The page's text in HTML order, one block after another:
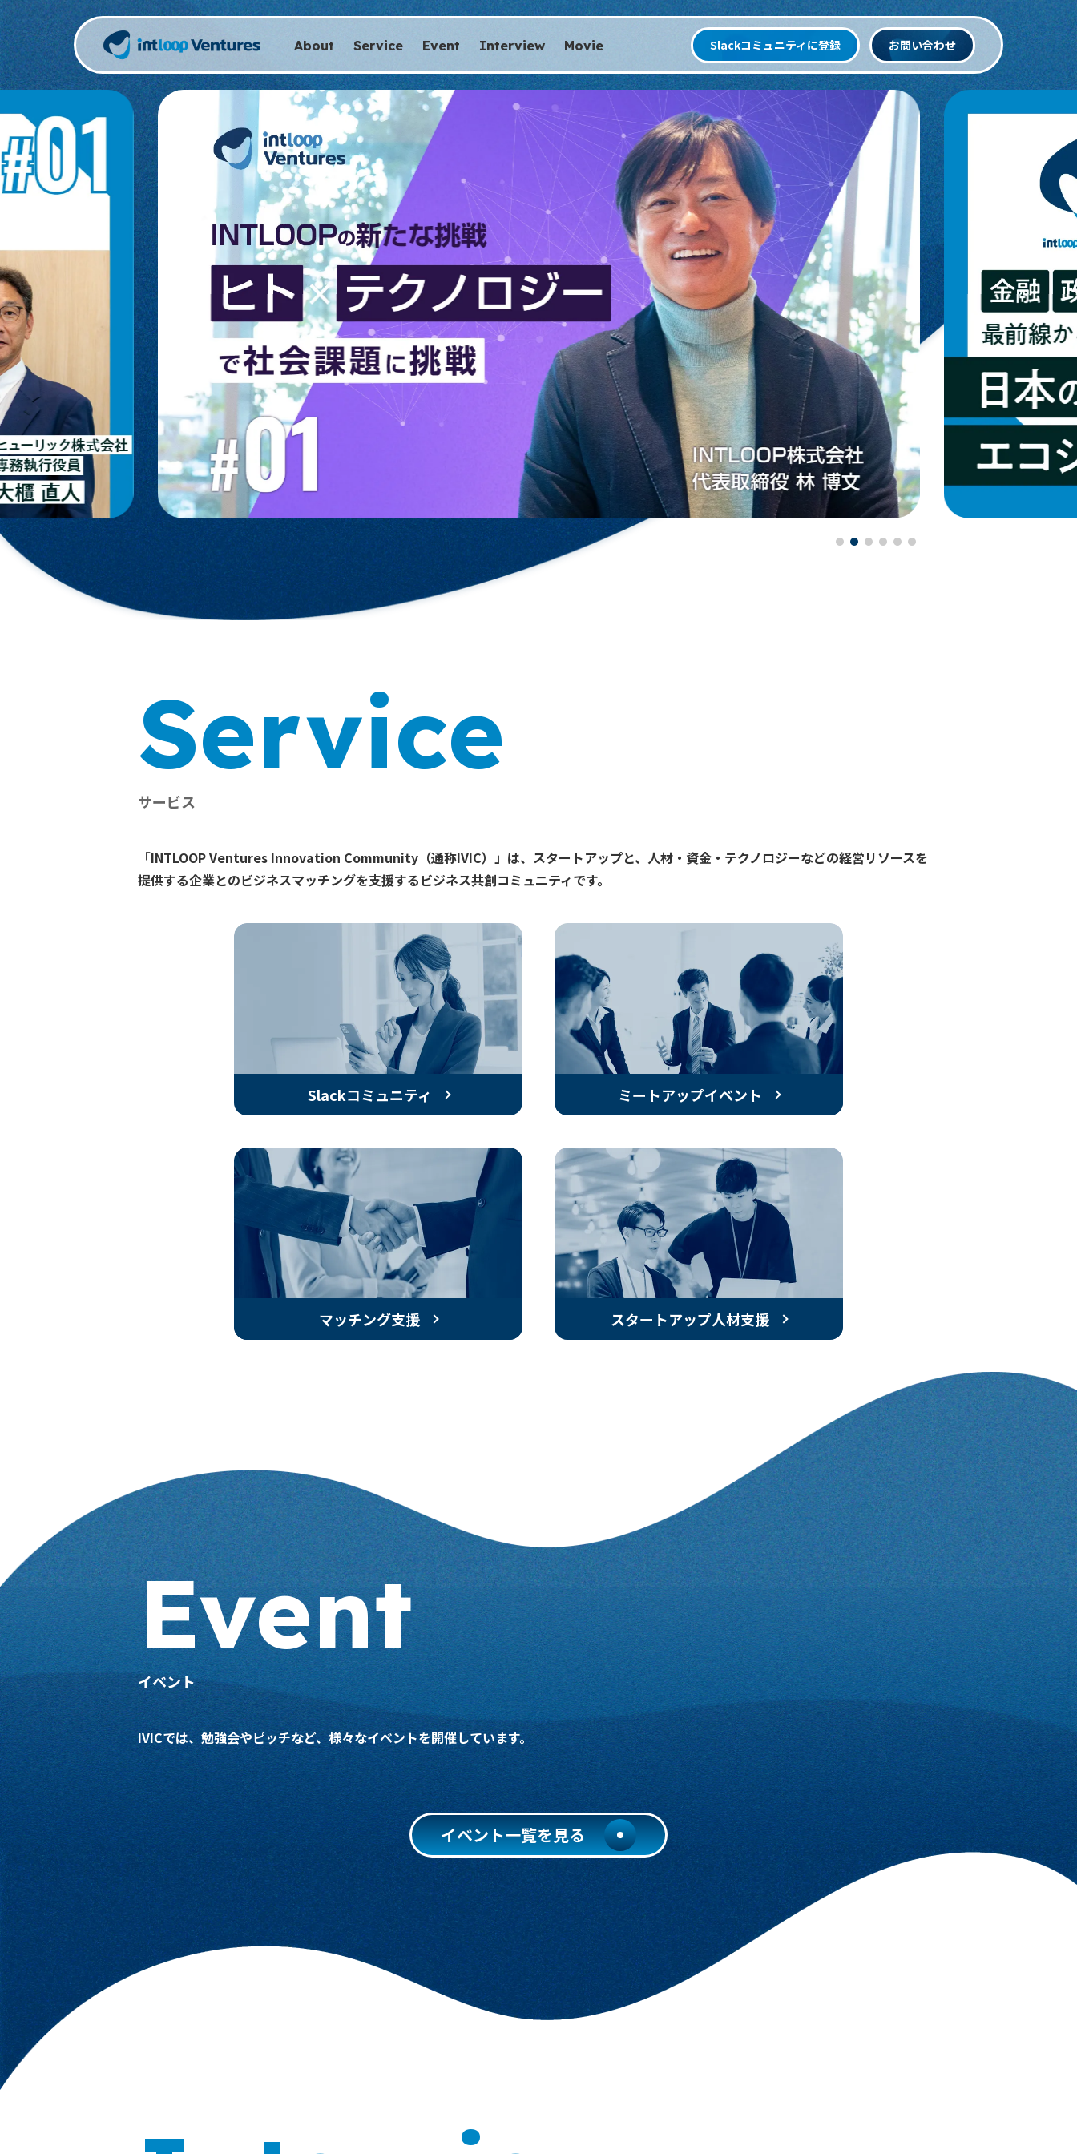
About Service Event Interview Movie Slackコミュニティに登録 お問い合わせ
Service
サービス
「INTLOOP Ventures Innovation Community（通称IVIC）」は、スタートアップと、人材・資金・テクノロジーなどの経営リソースを
提供する企業とのビジネスマッチングを支援するビジネス共創コミュニティです。
Slackコミュニティ ミートアップイベント
マッチング支援 スタートアップ人材支援
Event
イベント
IVICでは、勉強会やピッチなど、様々なイベントを開催しています。
イベント一覧を見る